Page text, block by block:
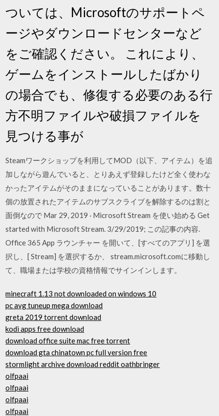
ついては、Microsoftのサポートペ
ージやダウンロードセンターなど
をご確認ください。 これにより、
ゲームをインストールしたばかり
の場合でも、修復する必要のある行
方不明ファイルや破損ファイルを
見つける事が
Steamワークショップを利用してMOD（以下、アイテム）を追
加しながら遊んでいると、とりあえず登録したけど全く使わな
かったアイテムがそのままになっていることがあります。数十
個の放置されたアイテムのサブスクライブを解除するのは割と
面倒なので Mar 29, 2019 · Microsoft Stream を使い始める Get
started with Microsoft Stream. 3/29/2019; この記事の内容.
Office 365 App ラウンチャー を開いて、[すべてのアプリ] を選
択し、[ Stream] を選択するか、 stream.microsoft.comに移動し
て、職場または学校の資格情報でサインインします。
minecraft 1.13 not downloaded on windows 10
pc avg tuneup mega download
greta 2019 torrent download
kodi apps free download
download office suite mac free torrent
download gta chinatown pc full version free
stormlight archive download reddit oathbringer
olfpaai
olfpaai
olfpaai
olfpaai